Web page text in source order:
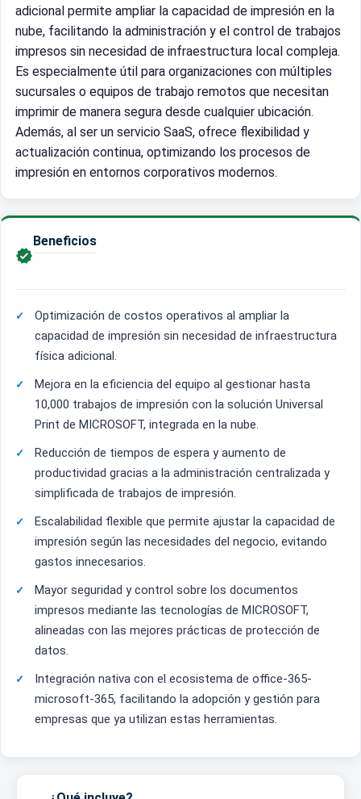
adicional permite ampliar la capacidad de impresión en la
nube, facilitando la administración y el control de trabajos
impresos sin necesidad de infraestructura local compleja.
Es especialmente útil para organizaciones con múltiples
sucursales o equipos de trabajo remotos que necesitan
imprimir de manera segura desde cualquier ubicación.
Además, al ser un servicio SaaS, ofrece flexibilidad y
actualización continua, optimizando los procesos de
impresión en entornos corporativos modernos.

Beneficios
Optimización de costos operativos al ampliar la
capacidad de impresión sin necesidad de infraestructura
física adicional.
Mejora en la eficiencia del equipo al gestionar hasta
10,000 trabajos de impresión con la solución Universal
Print de MICROSOFT, integrada en la nube.
Reducción de tiempos de espera y aumento de
productividad gracias a la administración centralizada y
simplificada de trabajos de impresión.
Escalabilidad flexible que permite ajustar la capacidad de
impresión según las necesidades del negocio, evitando
gastos innecesarios.
Mayor seguridad y control sobre los documentos
impresos mediante las tecnologías de MICROSOFT,
alineadas con las mejores prácticas de protección de
datos.
Integración nativa con el ecosistema de office-365-
microsoft-365, facilitando la adopción y gestión para
empresas que ya utilizan estas herramientas.